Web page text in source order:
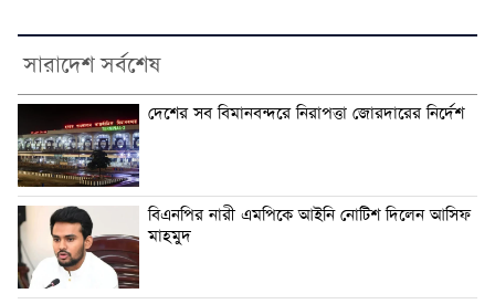
সারাদেশ সর্বশেষ
দেশের সব বিমানবন্দরে নিরাপত্তা জোরদারের নির্দেশ
বিএনপির নারী এমপিকে আইনি নোটিশ দিলেন আসিফ
মাহমুদ